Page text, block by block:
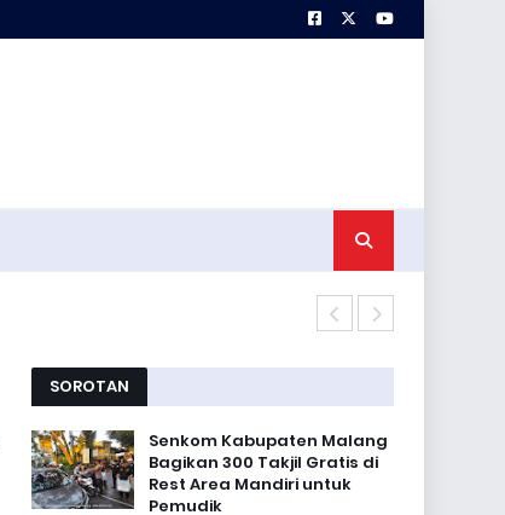
SOROTAN
Senkom Kabupaten Malang
Bagikan 300 Takjil Gratis di
Rest Area Mandiri untuk
Pemudik